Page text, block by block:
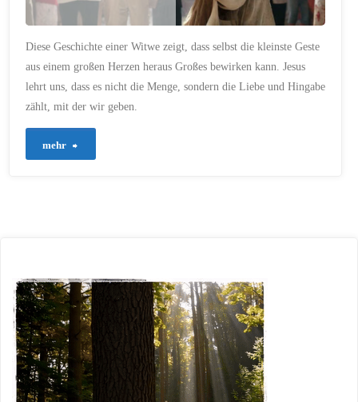
Diese Geschichte einer Witwe zeigt, dass selbst die kleinste Geste
aus einem großen Herzen heraus Großes bewirken kann. Jesus
lehrt uns, dass es nicht die Menge, sondern die Liebe und Hingabe
zählt, mit der wir geben.
mehr
die
Großes
bewirkt
–